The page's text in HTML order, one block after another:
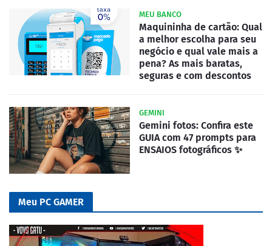
MEU BANCO
Maquininha de cartão: Qual
a melhor escolha para seu
negócio e qual vale mais a
pena? As mais baratas,
seguras e com descontos
GEMINI
Gemini fotos: Confira este
GUIA com 47 prompts para
ENSAIOS fotográficos ✨
Meu PC GAMER